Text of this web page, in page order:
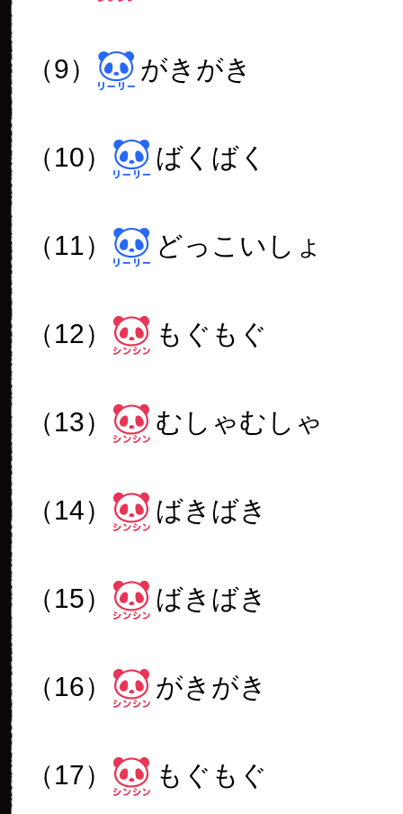
（9） がきがき
（10） ばくばく
（11） どっこいしょ
（12） もぐもぐ
（13） むしゃむしゃ
（14） ばきばき
（15） ばきばき
（16） がきがき
（17） もぐもぐ